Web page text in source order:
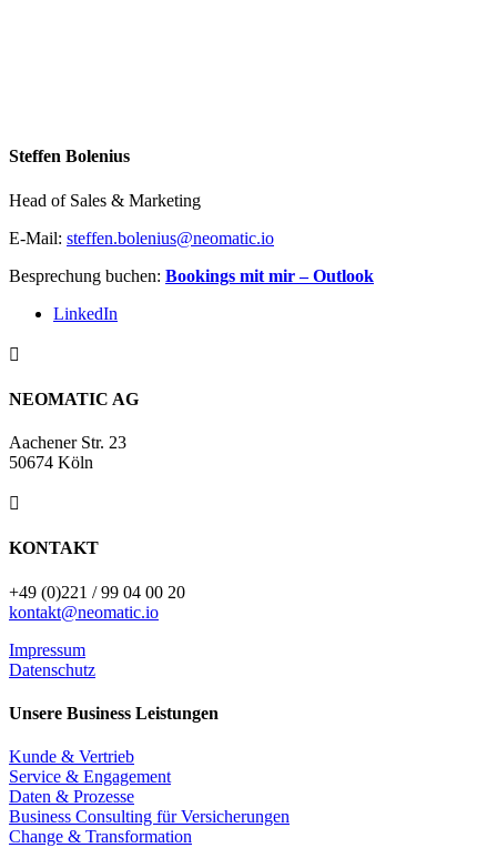
Steffen Bolenius
Head of Sales & Marketing
E-Mail: steffen.bolenius@neomatic.io
Besprechung buchen: Bookings mit mir – Outlook
LinkedIn

NEOMATIC AG
Aachener Str. 23
50674 Köln

KONTAKT
+49 (0)221 / 99 04 00 20
kontakt@neomatic.io
Impressum
Datenschutz
Unsere Business Leistungen
Kunde & Vertrieb
Service & Engagement
Daten & Prozesse
Business Consulting für Versicherungen
Change & Transformation